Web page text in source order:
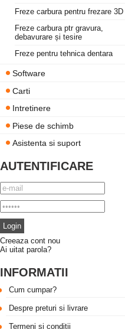
Freze carbura pentru frezare 3D
Freze carbura ptr gravura,
debavurare și tesire
Freze pentru tehnica dentara
Software
Carti
Intretinere
Piese de schimb
Asistenta si suport
AUTENTIFICARE
Creeaza cont nou
Ai uitat parola?
INFORMATII
Cum cumpar?
Despre preturi si livrare
Termeni si conditii